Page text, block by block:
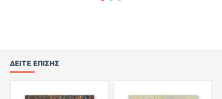
ΔΕΊΤΕ ΕΠΊΣΗΣ